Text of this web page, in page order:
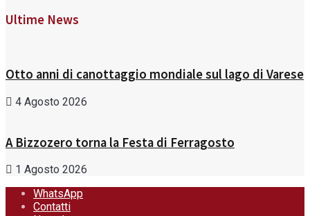
Ultime News
Otto anni di canottaggio mondiale sul lago di Varese
4 Agosto 2026
A Bizzozero torna la Festa di Ferragosto
1 Agosto 2026
WhatsApp
Contatti